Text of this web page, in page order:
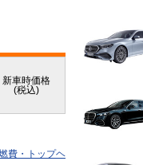
新車時価格
(税込)
費・トップヘ